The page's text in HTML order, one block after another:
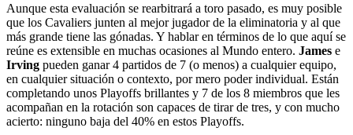
Aunque esta evaluación se rearbitrará a toro pasado, es muy posible
que los Cavaliers junten al mejor jugador de la eliminatoria y al que
más grande tiene las gónadas. Y hablar en términos de lo que aquí se
reúne es extensible en muchas ocasiones al Mundo entero. James e
Irving pueden ganar 4 partidos de 7 (o menos) a cualquier equipo,
en cualquier situación o contexto, por mero poder individual. Están
completando unos Playoffs brillantes y 7 de los 8 miembros que les
acompañan en la rotación son capaces de tirar de tres, y con mucho
acierto: ninguno baja del 40% en estos Playoffs.